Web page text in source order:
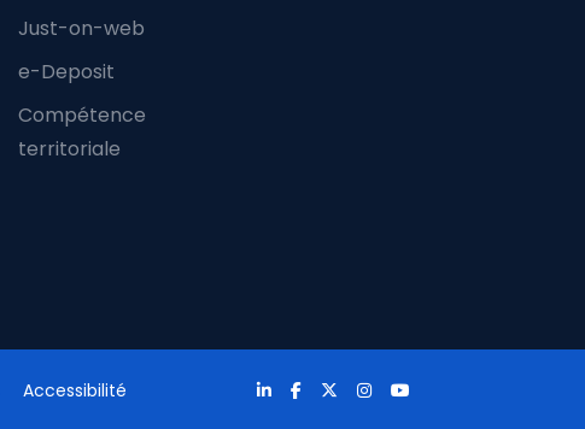
Just-on-web
e-Deposit
Compétence
territoriale
Accessibilité